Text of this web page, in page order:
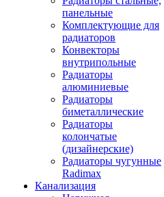
панельные
Комплектующие для
радиаторов
Конвекторы
внутрипольные
Радиаторы
алюминиевые
Радиаторы
биметаллические
Радиаторы
колончатые
(дизайнерские)
Радиаторы чугунные
Radimax
Канализация